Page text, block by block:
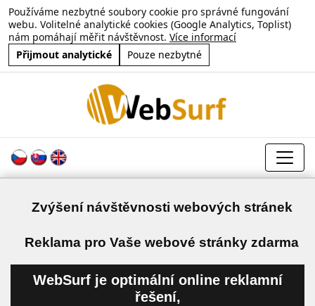
Používáme nezbytné soubory cookie pro správné fungování
webu. Volitelné analytické cookies (Google Analytics, Toplist)
nám pomáhají měřit návštěvnost. Více informací
Přijmout analytické
Pouze nezbytné
Zvýšení návštěvnosti webových stránek
Reklama pro Vaše webové stránky zdarma
WebSurf je optimální online reklamní
řešení,